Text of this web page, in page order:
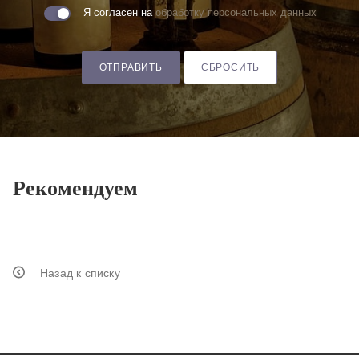
Я согласен на обработку персональных данных
ОТПРАВИТЬ СБРОСИТЬ
Рекомендуем
Назад к списку